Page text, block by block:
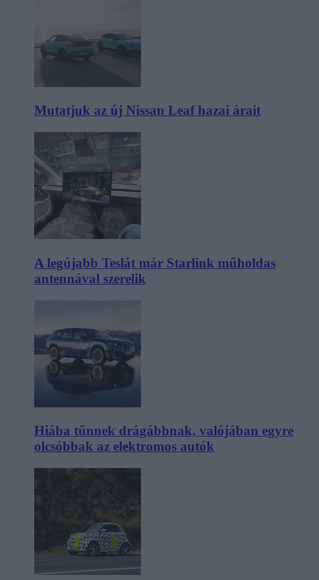
Mutatjuk az új Nissan Leaf hazai árait
A legújabb Teslát már Starlink műholdas
antennával szerelik
Hiába tűnnek drágábbnak, valójában egyre
olcsóbbak az elektromos autók